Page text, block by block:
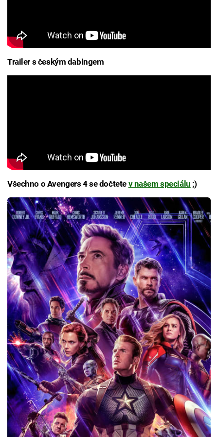
Trailer s českým dabingem
Všechno o Avengers 4 se dočtete v našem speciálu ;)